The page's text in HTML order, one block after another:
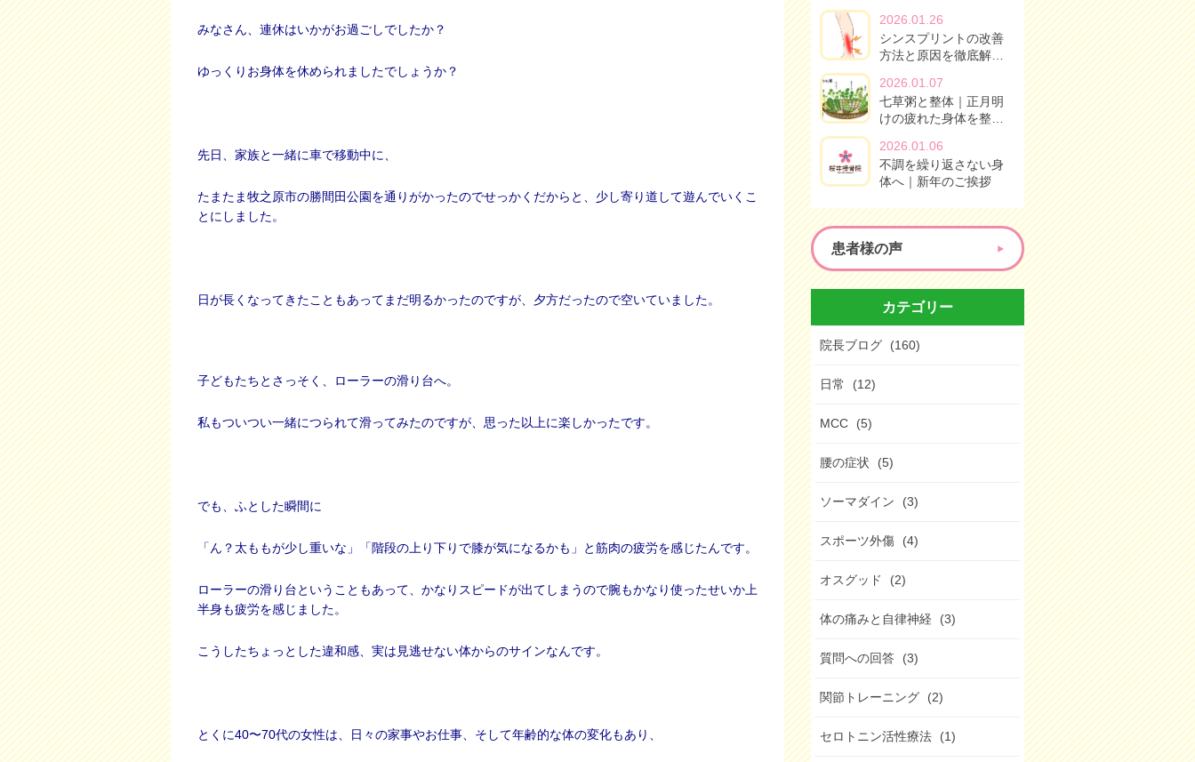
みなさん、連休はいかがお過ごしでしたか？
ゆっくりお身体を休められましたでしょうか？
先日、家族と一緒に車で移動中に、
たまたま牧之原市の勝間田公園を通りがかったのでせっかくだからと、少し寄り道して遊んでいくこ
とにしました。
日が長くなってきたこともあってまだ明るかったのですが、夕方だったので空いていました。
子どもたちとさっそく、ローラーの滑り台へ。
私もついつい一緒につられて滑ってみたのですが、思った以上に楽しかったです。
でも、ふとした瞬間に
「ん？太ももが少し重いな」「階段の上り下りで膝が気になるかも」と筋肉の疲労を感じたんです。
ローラーの滑り台ということもあって、かなりスピードが出てしまうので腕もかなり使ったせいか上
半身も疲労を感じました。
こうしたちょっとした違和感、実は見逃せない体からのサインなんです。
とくに40〜70代の女性は、日々の家事やお仕事、そして年齢的な体の変化もあり、
2026.01.26
シンスプリントの改善
方法と原因を徹底解…
2026.01.07
七草粥と整体｜正月明
けの疲れた身体を整…
2026.01.06
不調を繰り返さない身
体へ｜新年のご挨拶
患者様の声
カテゴリー
院長ブログ (160)
日常 (12)
MCC (5)
腰の症状 (5)
ソーマダイン (3)
スポーツ外傷 (4)
オスグッド (2)
体の痛みと自律神経 (3)
質問への回答 (3)
関節トレーニング (2)
セロトニン活性療法 (1)